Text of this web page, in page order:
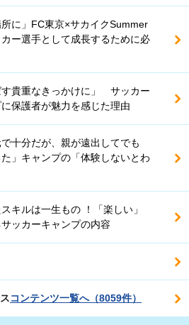
所に」FC東京×サカイクSummer
ー選手として成長するために必
す貴重なきっかけに」 サッカー
保護者が魅力を感じた理由
十分だが、親が遠出してでも
」キャンプの「体験しないとわ
キルは一生もの ！「楽しい」
ッカーキャンプの内容
コンテンツ一覧へ（8059件）